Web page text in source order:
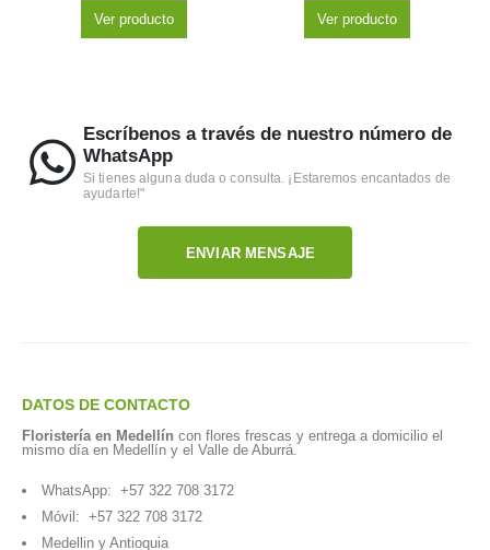
Ver producto Ver producto
Escríbenos a través de nuestro número de
WhatsApp
Si tienes alguna duda o consulta. ¡Estaremos encantados de
ayudarte!"
ENVIAR MENSAJE
DATOS DE CONTACTO
Floristería en Medellín con flores frescas y entrega a domicilio el
mismo día en Medellín y el Valle de Aburrá.
WhatsApp: +57 322 708 3172
Móvil: +57 322 708 3172
Medellin y Antioquia